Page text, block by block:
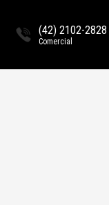
(42) 2102-2828
Comercial